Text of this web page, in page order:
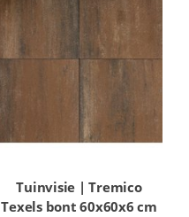
Tuinvisie | Tremico
Texels bont 60x60x6 cm